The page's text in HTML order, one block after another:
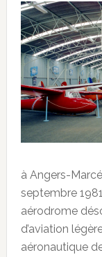
à Angers-
septembre
aérodrome
d’aviation
aéronautique